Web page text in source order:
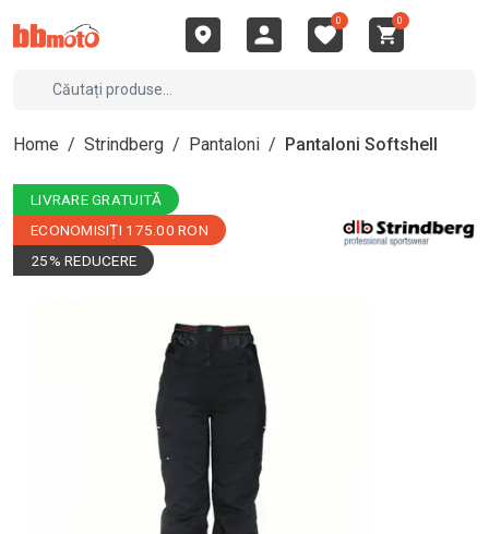
0 0
Home / Strindberg / Pantaloni / Pantaloni Softshell
LIVRARE GRATUITĂ
ECONOMISIȚI 175.00 RON
25% REDUCERE